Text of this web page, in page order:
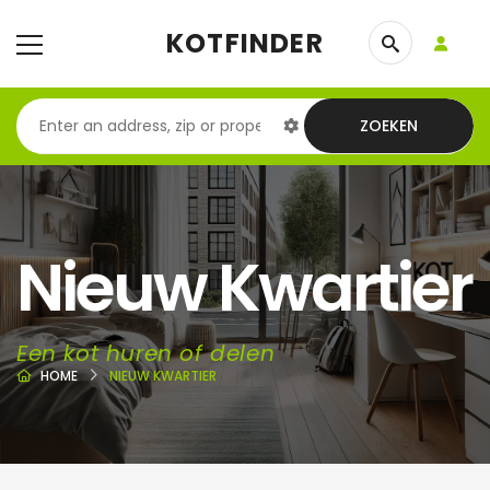
KOTFINDER
ZOEKEN
Nieuw Kwartier
Een kot huren of delen
HOME NIEUW KWARTIER